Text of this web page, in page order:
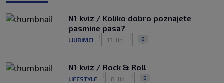
N1 kviz / Koliko dobro poznajete
pasmine pasa?
LJUBIMCI 13. lip. 0
N1 kviz / Rock & Roll
LIFESTYLE 8. lip. 0